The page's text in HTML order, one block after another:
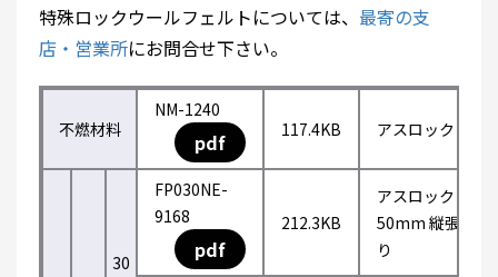
特殊ロックウールフェルトについては、 最寄の支
店・営業所にお問合せ下さい。
不燃材料
NM-1240
pdf 117.4KB アスロック
30
FP030NE-
9168
pdf
212.3KB
アスロック
50mm 縦張
り